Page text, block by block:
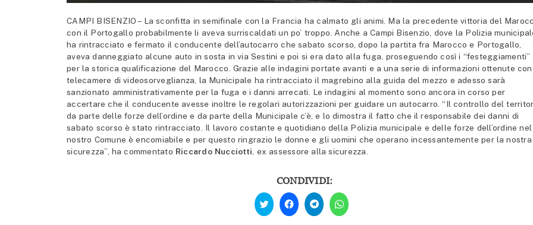
CAMPI BISENZIO – La sconfitta in semifinale con la Francia ha calmato gli animi. Ma la precedente vittoria del
con il Portogallo probabilmente li aveva surriscaldati un po’ troppo. Anche a Campi Bisenzio, dove la Polizia
ha rintracciato e fermato il conducente dell’autocarro che sabato scorso, dopo la partita fra Marocco e Portogallo,
aveva danneggiato alcune auto in sosta in via Sestini e poi si era dato alla fuga, proseguendo così i “festeggiamenti”
per la storica qualificazione del Marocco. Grazie alle indagini portate avanti e a una serie di informazioni ottenute
telecamere di videosorveglianza, la Municipale ha rintracciato il magrebino alla guida del mezzo e adesso sarà
sanzionato amministrativamente per la fuga e i danni arrecati. Le indagini al momento sono ancora in corso per
accertare che il conducente avesse inoltre le regolari autorizzazioni per guidare un autocarro. “Il controllo del
da parte delle forze dell’ordine e da parte della Municipale c’è, e lo dimostra il fatto che il responsabile dei danni di
sabato scorso è stato rintracciato. Il lavoro costante e quotidiano della Polizia municipale e delle forze dell’ordine nel
nostro Comune è encomiabile e per questo ringrazio le donne e gli uomini che operano incessantemente per la nostra
sicurezza”, ha commentato Riccardo Nucciotti , ex assessore alla sicurezza.
CONDIVIDI:
Fai
clic
qui
Fai
clic
per
condividere
Fai
clic
per
condividere
Fai
clic
per